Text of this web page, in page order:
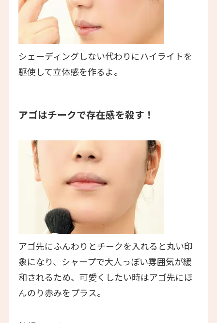
シェーディングしない代わりにハイライトを
駆使して立体感を作るよ。
アゴはチークで存在感を殺す！
アゴ先にふんわりとチークを入れると丸い印
象になり、シャープで大人っぽい雰囲気が緩
和されるため、可愛くしたい時はアゴ先にほ
んのり赤みをプラス。